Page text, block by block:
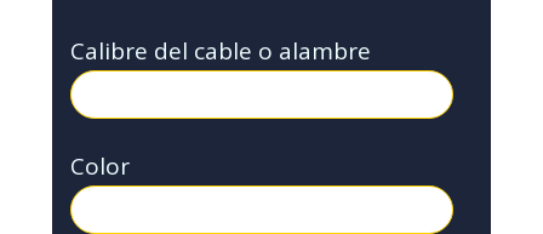
Calibre del cable o alambre
Color